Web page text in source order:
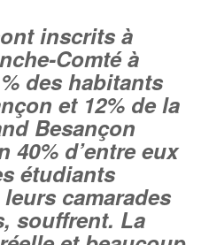
inscrits à
Comté à
des habitants
et 12% de la
Besançon
40% d’entre eux
étudiants
camarades
souffrent. La